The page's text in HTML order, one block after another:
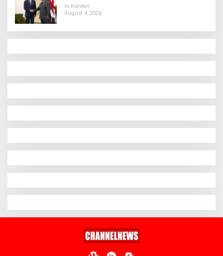
Tahun ke Raja Thailand
In Konten
August 4, 2026